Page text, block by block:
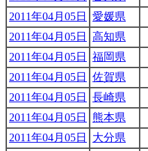
2011年04月05日
愛媛県
2011年04月05日
高知県
2011年04月05日
福岡県
2011年04月05日
佐賀県
2011年04月05日
長崎県
2011年04月05日
熊本県
2011年04月05日
大分県